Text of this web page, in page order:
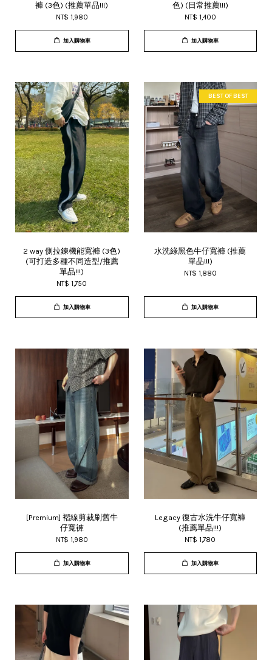
褲 (3色) (推薦單品!!!)
NT$ 1,980
加入購物車
色) (日常推薦!!!)
NT$ 1,400
加入購物車
2 way 側拉鍊機能寬褲 (3色)
(可打造多種不同造型/推薦
單品!!!)
NT$ 1,750
加入購物車
BEST OF BEST
水洗綠黑色牛仔寬褲 (推薦
單品!!!)
NT$ 1,880
加入購物車
[Premium] 褶線剪裁刷舊牛
仔寬褲
NT$ 1,980
加入購物車
Legacy 復古水洗牛仔寬褲
(推薦單品!!!)
NT$ 1,780
加入購物車